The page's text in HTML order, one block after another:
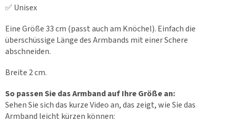
✅ Unisex
Eine Größe 33 cm (passt auch am Knöchel). Einfach die
überschüssige Länge des Armbands mit einer Schere
abschneiden.
Breite 2 cm.
So passen Sie das Armband auf Ihre Größe an:
Sehen Sie sich das kurze Video an, das zeigt, wie Sie das
Armband leicht kürzen können: